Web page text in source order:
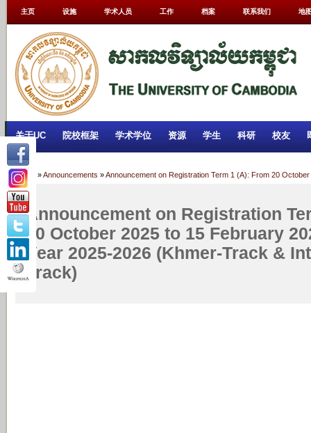
主页 设施 学术人员 工作 档案 联系我们 地
关于UC 院校框架 学术学位 资源 学生 科研 校友
Home »Announcements »Announcement on Registration Term 1 (A): From 20
Announcement on Registration
20 October 2025 to 15 February
Year 2025-2026 (Khmer-Track &
Track)